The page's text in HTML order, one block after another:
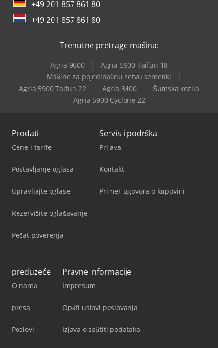
+49 201 857 861 80
+49 201 857 861 80
Trenutne pretrage mašina:
Agria 9600
Agria 5900 Taifun 18
Mašine za pojedinačnu setvu semenki
Agria 5900 Taifun 22
Agria 3400
Šumska vozila
Agria 5900 Cyclone 22
Prodati
Cene i tarife
Postavljanje oglasa
Upravljajte oglase
Rezervišite oglašavanje
Pečat poverenja
Servis i podrška
Prijava
Kontakt
Primer ugovora o kupovini
preduzeće
O nama
presa
Poslovi
Pravne informacije
Impresum
Opšti uslovi poslovanja
Izjava o zaštiti podataka